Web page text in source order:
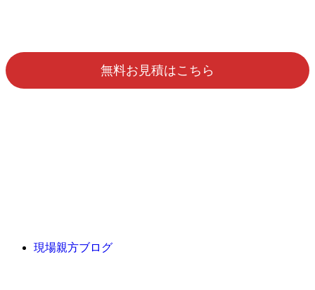
無料お見積はこちら
現場親方ブログ